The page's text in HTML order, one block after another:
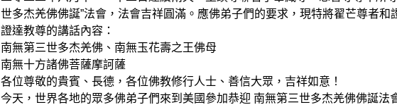
世多杰羌佛佛誕”法會，法會吉祥圓滿。應佛弟子們的要求，現特將翟芒尊者和
證達教尊的講話內容：
南無第三世多杰羌佛、南無玉花壽之王佛母
南無十方諸佛菩薩摩訶薩
各位尊敬的貴賓、長德，各位佛教修行人士、善信大眾，吉祥如意！
今天，世界各地的眾多佛弟子們來到美國參加恭迎 南無第三世多杰羌佛佛誕